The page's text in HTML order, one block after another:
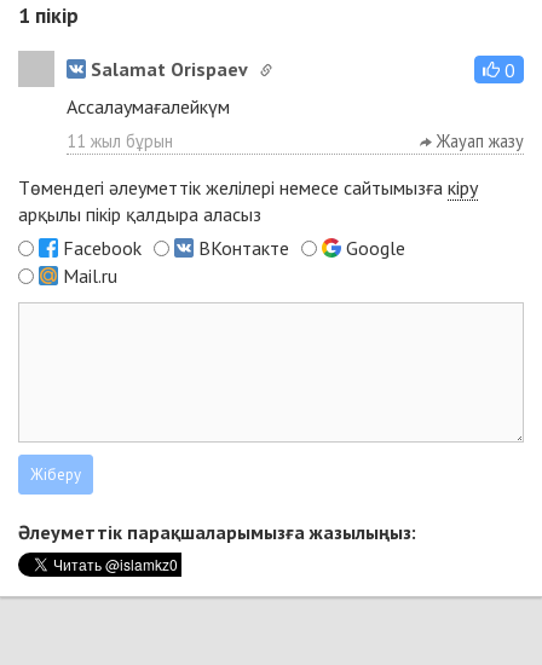
1 пікір
Salamat Orispaev
0
Ассалаумағалейкүм
11 жыл бұрын Жауап жазу
Төмендегі әлеуметтік желілері немесе сайтымызға кіру
арқылы пікір қалдыра аласыз
Facebook
ВКонтакте
Google
Mail.ru
Әлеуметтік парақшаларымызға жазылыңыз: